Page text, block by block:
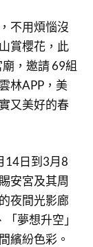
不用煩惱沒
賞櫻花，此
，邀請 69組
林APP，美
又美好的春
14日到3月8
安宮及其周
夜間光影廊
夢想升空」
繽紛色彩。